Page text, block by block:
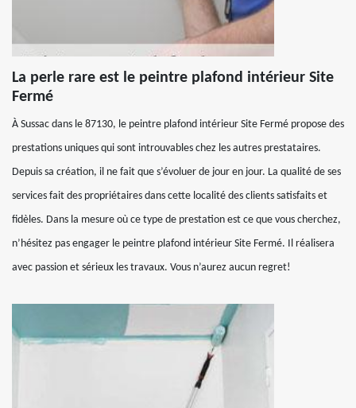
La perle rare est le peintre plafond intérieur Site
Fermé
À Sussac dans le 87130, le peintre plafond intérieur Site Fermé propose des
prestations uniques qui sont introuvables chez les autres prestataires.
Depuis sa création, il ne fait que s’évoluer de jour en jour. La qualité de ses
services fait des propriétaires dans cette localité des clients satisfaits et
fidèles. Dans la mesure où ce type de prestation est ce que vous cherchez,
n’hésitez pas engager le peintre plafond intérieur Site Fermé. Il réalisera
avec passion et sérieux les travaux. Vous n’aurez aucun regret!